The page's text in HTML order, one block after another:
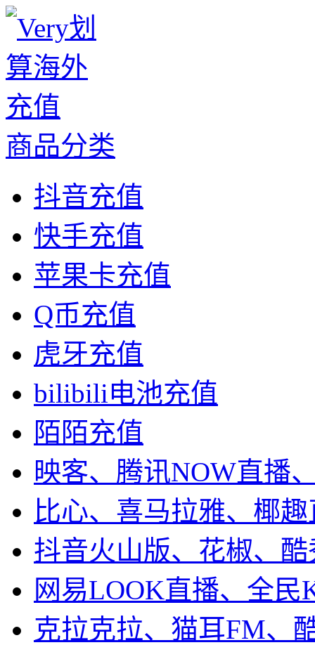
商品分类
抖音充值
快手充值
苹果卡充值
Q币充值
虎牙充值
bilibili电池充值
陌陌充值
映客、腾讯NOW直播
比心、喜马拉雅、椰
抖音火山版、花椒、
网易LOOK直播、全民
克拉克拉、猫耳FM、